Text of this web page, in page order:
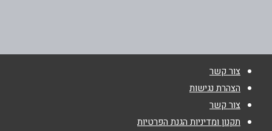
טלפון*
אימייל
צור קשר
הצהרת נגישות
צור קשר
תקנון ומדיניות הגנת הפרטיות